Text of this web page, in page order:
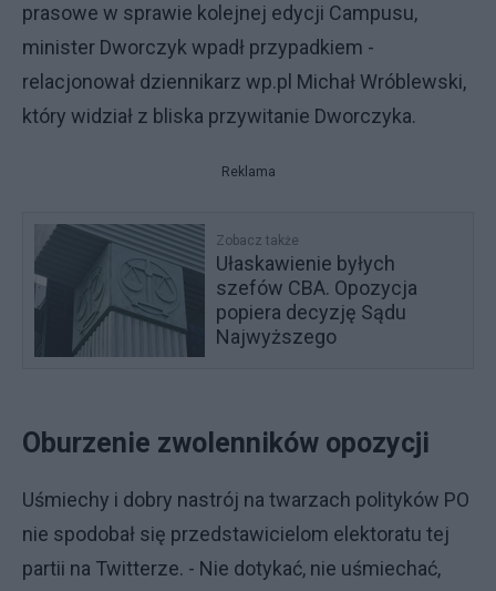
prasowe w sprawie kolejnej edycji Campusu,
minister Dworczyk wpadł przypadkiem -
relacjonował dziennikarz wp.pl Michał Wróblewski,
który widział z bliska przywitanie Dworczyka.
Reklama
Zobacz także
Ułaskawienie byłych
szefów CBA. Opozycja
popiera decyzję Sądu
Najwyższego
Oburzenie zwolenników opozycji
Uśmiechy i dobry nastrój na twarzach polityków PO
nie spodobał się przedstawicielom elektoratu tej
partii na Twitterze. - Nie dotykać, nie uśmiechać,